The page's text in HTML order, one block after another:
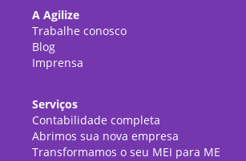
A Agilize
Trabalhe conosco
Blog
Imprensa
Serviços
Contabilidade completa
Abrimos sua nova empresa
Transformamos o seu MEI para ME